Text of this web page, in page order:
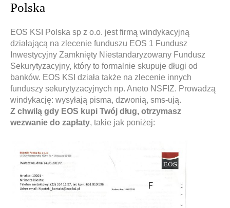
Polska
EOS KSI Polska sp z o.o. jest firmą windykacyjną
działającą na zlecenie funduszu EOS 1 Fundusz
Inwestycyjny Zamknięty Niestandaryzowany Fundusz
Sekurytyzacyjny, który to formalnie skupuje długi od
banków. EOS KSI działa także na zlecenie innych
funduszy sekurytyzacyjnych np. Aneto NSFIZ. Prowadzą
windykację: wysyłają pisma, dzwonią, sms-ują.
Z chwilą gdy EOS kupi Twój dług, otrzymasz
wezwanie do zapłaty, takie jak poniżej: